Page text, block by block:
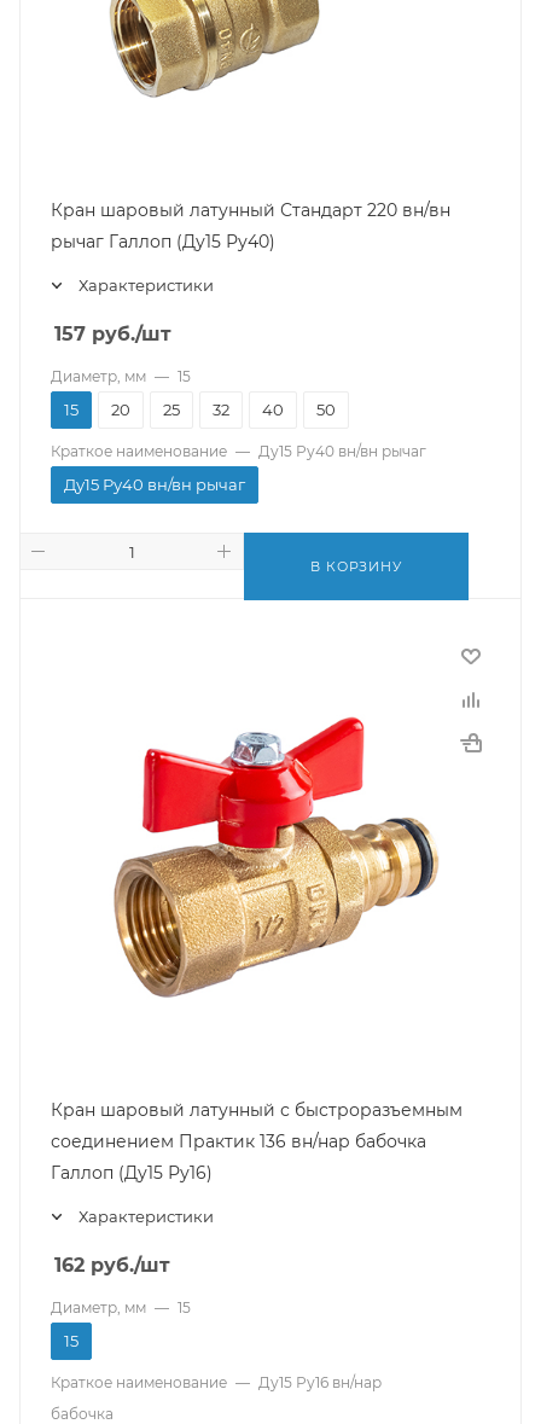
Кран шаровый латунный Стандарт 220 вн/вн
рычаг Галлоп (Ду15 Ру40)
Характеристики
157 руб./шт
Диаметр, мм — 15
15 20 25 32 40 50
Краткое наименование — Ду15 Ру40 вн/вн рычаг
Ду15 Ру40 вн/вн рычаг
В КОРЗИНУ
Кран шаровый латунный с быстроразъемным
соединением Практик 136 вн/нар бабочка
Галлоп (Ду15 Ру16)
Характеристики
162 руб./шт
Диаметр, мм — 15
15
Краткое наименование — Ду15 Ру16 вн/нар
бабочка